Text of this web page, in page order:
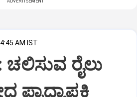
AM IST
ರೈಲು
ಪ್ರಾಧ್ಯಾಪಕಿ